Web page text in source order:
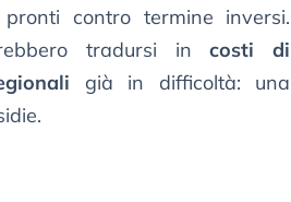
contro termine inversi.
tradursi incosti di
già in difficoltà: una